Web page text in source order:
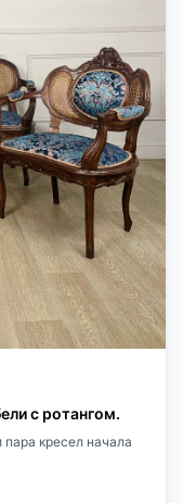
с ротангом.
кресел начала